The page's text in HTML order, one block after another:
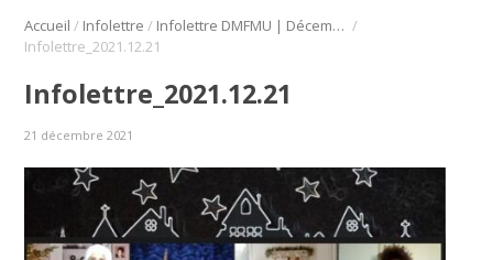
Accueil / Infolettre / Infolettre DMFMU | Décembre 2021 /
Infolettre_2021.12.21
Infolettre_2021.12.21
21 décembre 2021